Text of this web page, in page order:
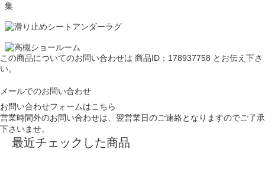
この商品についてのお問い合わせは 商品ID：178937758 とお伝え下さ
い。
メールでのお問い合わせ
お問い合わせフォームはこちら
営業時間外のお問い合わせは、翌営業日のご連絡となりますのでご了承
下さいませ。
最近チェックした商品